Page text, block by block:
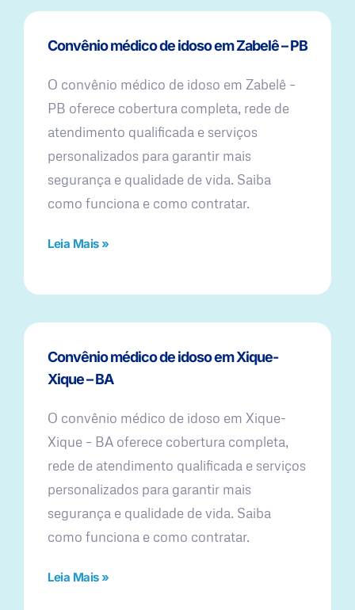
Convênio médico de idoso em Zabelê – PB
O convênio médico de idoso em Zabelê –
PB oferece cobertura completa, rede de
atendimento qualificada e serviços
personalizados para garantir mais
segurança e qualidade de vida. Saiba
como funciona e como contratar.
Leia Mais »
Convênio médico de idoso em Xique-
Xique – BA
O convênio médico de idoso em Xique-
Xique – BA oferece cobertura completa,
rede de atendimento qualificada e serviços
personalizados para garantir mais
segurança e qualidade de vida. Saiba
como funciona e como contratar.
Leia Mais »